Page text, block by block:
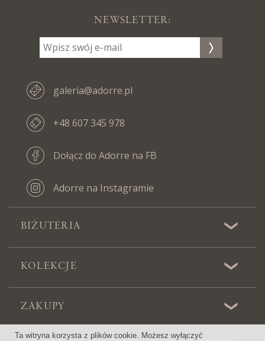
NEWSLETTER:
galeria@adorre.pl
+48 607 345 978
Dołącz do Adorre na FB
Adorre na Instagramie
BIŻUTERIA
KOLEKCJE
ZAKUPY
Ta witryna korzysta z plików cookie. Możesz wyłączyć